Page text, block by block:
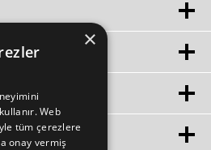
×
Web
tüm çerezlere
onay vermiş